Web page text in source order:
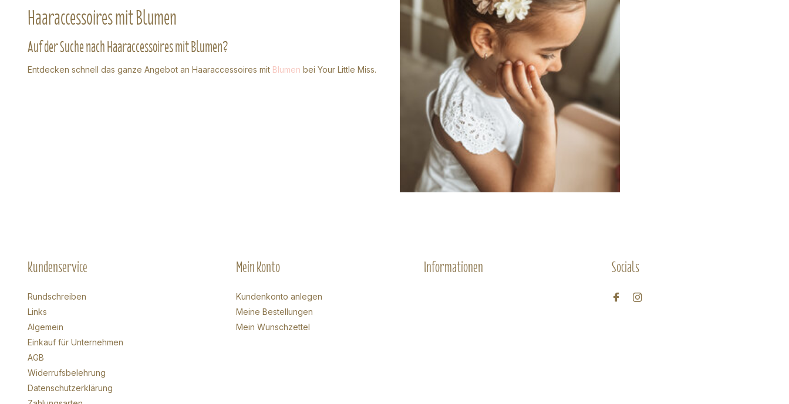
Haaraccessoires mit Blumen
Auf der Suche nach Haaraccessoires mit Blumen?
Entdecken schnell das ganze Angebot an Haaraccessoires mit Blumen bei Your Little Miss.
Kundenservice
Rundschreiben
Links
Algemein
Einkauf für Unternehmen
AGB
Widerrufsbelehrung
Datenschutzerklärung
Mein Konto
Kundenkonto anlegen
Meine Bestellungen
Mein Wunschzettel
Informationen Socials